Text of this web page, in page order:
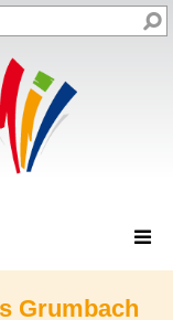
Grumbach